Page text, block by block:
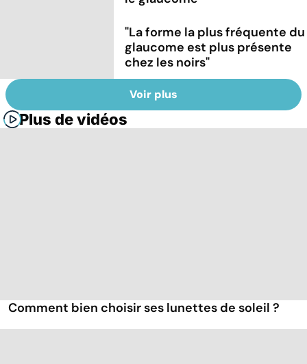
"La forme la plus fréquente du
glaucome est plus présente
chez les noirs"
Voir plus
Plus de vidéos
Comment bien choisir ses lunettes de soleil ?